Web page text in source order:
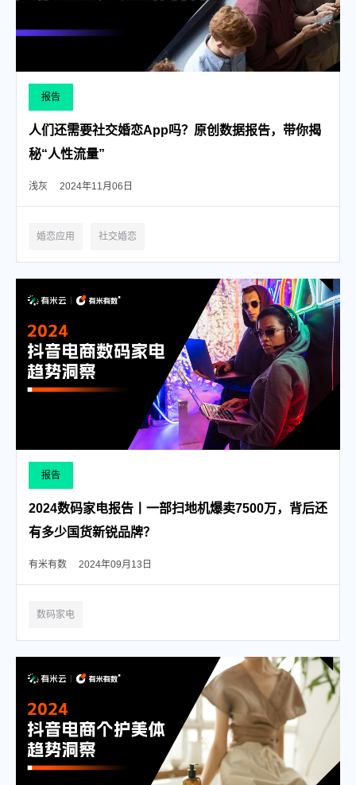
报告
人们还需要社交婚恋App吗？原创数据报告，带你揭
秘“人性流量”
浅灰 2024年11月06日
婚恋应用 社交婚恋
报告
2024数码家电报告丨一部扫地机爆卖7500万，背后还
有多少国货新锐品牌？
有米有数 2024年09月13日
数码家电